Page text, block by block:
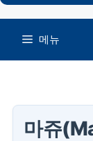
너
메뉴
마쥬